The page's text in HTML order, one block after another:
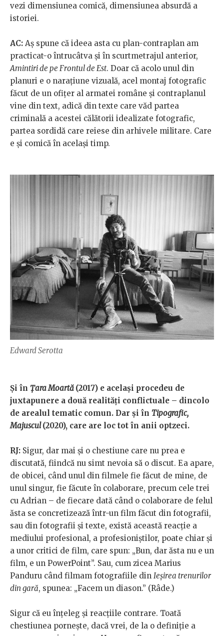
vezi dimensiunea comică, dimensiunea absurdă a
istoriei.
AC: Aș spune că ideea asta cu plan-contraplan am
practicat-o întrucâtva și în scurtmetrajul anterior,
Amintiri de pe Frontul de Est. Doar că acolo unul din
planuri e o narațiune vizuală, acel montaj fotografic
făcut de un ofițer al armatei române și contraplanul
vine din text, adică din texte care văd partea
criminală a acestei călătorii idealizate fotografic,
partea sordidă care reiese din arhivele militare. Care
e și comică în același timp.
Edward Serotta
Și în Țara Moartă (2017) e același procedeu de
juxtapunere a două realități conflictuale – dincolo
de arealul tematic comun. Dar și în Tipografic,
Majuscul(2020), care are loc tot în anii optzeci.
RJ: Sigur, dar mai și o chestiune care nu prea e
discutată, fiindcă nu simt nevoia să o discut. Ea apare,
de obicei, când unul din filmele fie făcut de mine, de
unul singur, fie făcute în colaborare, precum cele trei
cu Adrian – de fiecare dată când o colaborare de felul
ăsta se concretizează într-un film făcut din fotografii,
sau din fotografii și texte, există această reacție a
mediului profesional, a profesioniștilor, poate chiar și
a unor critici de film, care spun: „Bun, dar ăsta nu e un
film, e un PowerPoint”. Sau, cum zicea Marius
Panduru când filmam fotografiile din Ieșirea trenurilor
din gară, spunea: „Facem un diason.” (Râde.)
Sigur că eu înțeleg și reacțiile contrare. Toată
chestiunea pornește, dacă vrei, de la o definiție a